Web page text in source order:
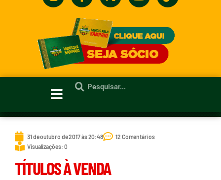
31 de outubro de 2017 às 20:48
12 Comentários
Visualizações: 0
TÍTULOS À VENDA